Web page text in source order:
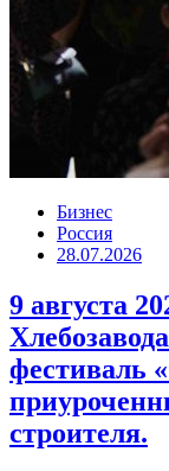
Бизнес
Россия
28.07.2026
9 августа
фестиваль
строителя.